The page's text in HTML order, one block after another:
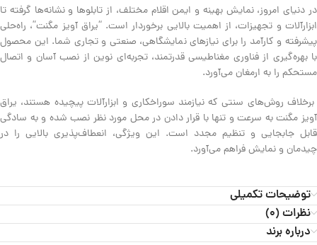
در دنیای امروز، نمایش بهینه و ایمن اقلام مختلف، از تابلوها و نشانه‌ها گرفته تا
ابزارآلات و تجهیزات، از اهمیت بالایی برخوردار است. “یراق آویز مگنت”، راه‌حلی
پیشرفته و کارآمد را برای نیازهای نمایشگاهی، صنعتی و تجاری شما. این محصول
با بهره‌گیری از فناوری مغناطیسی قدرتمند، تجربه‌ای نوین از نصب آسان و اتصال
مستحکم را به ارمغان می‌آورد.
برخلاف روش‌های سنتی که نیازمند سوراخکاری و ابزارآلات پیچیده هستند، یراق
آویز مگنت به سرعت و تنها با قرار دادن در محل مورد نظر نصب شده و به سادگی
قابل جابجایی و تنظیم مجدد است. این ویژگی، انعطاف‌پذیری بالایی را در
چیدمان و نمایش فراهم می‌آورد.
توضیحات تکمیلی
نظرات (0)
درباره برند